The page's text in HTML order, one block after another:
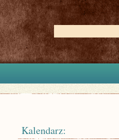
Kalendarz: